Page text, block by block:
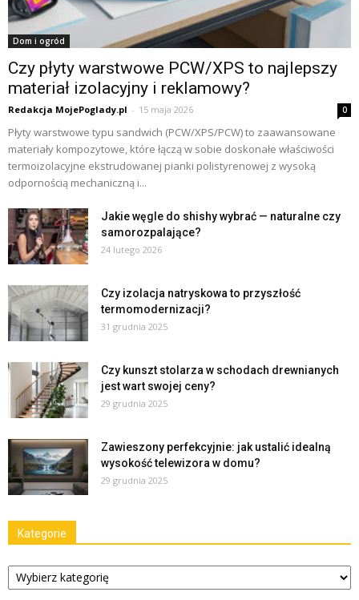
Dom i ogród
Czy płyty warstwowe PCW/XPS to najlepszy
materiał izolacyjny i reklamowy?
Redakcja MojePoglady.pl - 15 maja 2026 0
Płyty warstwowe typu sandwich (PCW/XPS/PCW) to zaawansowane
materiały kompozytowe, które łączą w sobie doskonałe właściwości
termoizolacyjne ekstrudowanej pianki polistyrenowej z wysoką
odpornością mechaniczną i...
Jakie węgle do shishy wybrać — naturalne czy
samorozpalające?
24 lutego 2026
Czy izolacja natryskowa to przyszłość
termomodernizacji?
31 grudnia 2025
Czy kunszt stolarza w schodach drewnianych
jest wart swojej ceny?
29 grudnia 2025
Zawieszony perfekcyjnie: jak ustalić idealną
wysokość telewizora w domu?
29 grudnia 2025
Kategorie
Kategorie